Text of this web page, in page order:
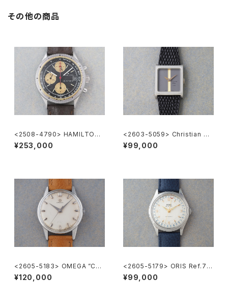
その他の商品
<2508-4790> HAMILTON
Chronograph
¥253,000
<2603-5059> Christian Di
or
¥99,000
<2605-5183> OMEGA ”Cal.
285"
¥120,000
<2605-5179> ORIS Ref.74
70 ”POINTER DATE"
¥99,000